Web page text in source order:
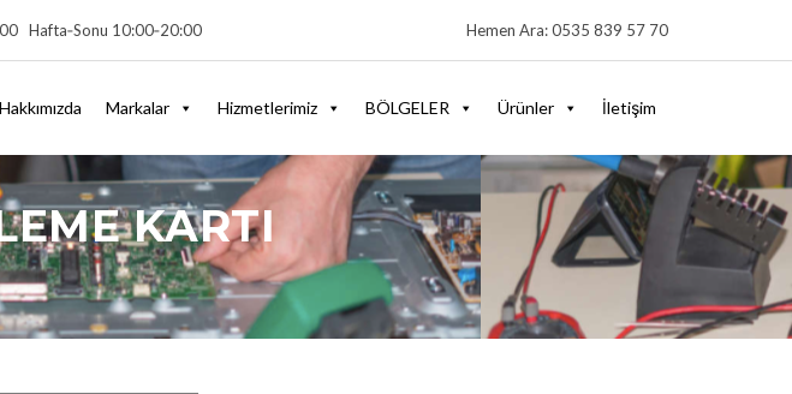
Hafta‑Sonu 10:00‑20:00 Hemen Ara: 0535 839 57 70
Hakkımızda Markalar Hizmetlerimiz BÖLGELER Ürünler İletişim
KARTI